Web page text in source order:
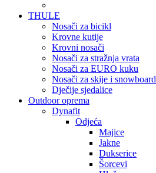
THULE
Nosači za bicikl
Krovne kutije
Krovni nosači
Nosači za stražnja vrata
Nosači za EURO kuku
Nosači za skije i snowboard
Dječije sjedalice
Outdoor oprema
Dynafit
Odjeća
Majice
Jakne
Dukserice
Šorcevi